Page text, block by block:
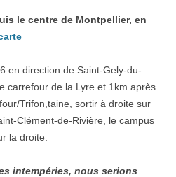
le centre de Montpellier, en
en direction de Saint-Gely-du-
carrefour de la Lyre et 1km après
Trifon,taine, sortir à droite sur
Clément-de-Rivière, le campus
la droite.
intempéries, nous serions